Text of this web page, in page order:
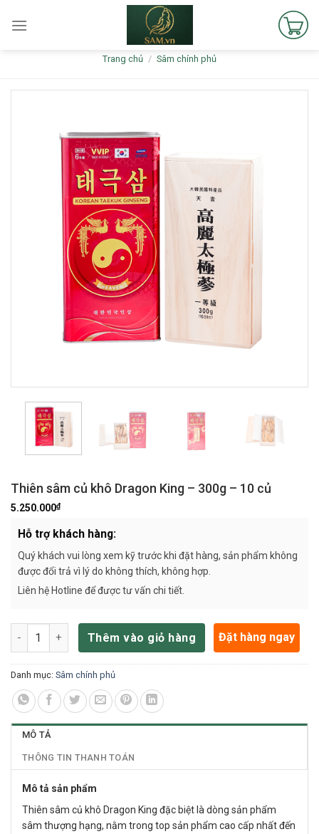
Trang chủ / Sâm chính phủ
Thiên sâm củ khô Dragon King – 300g – 10 củ
5.250.000₫
Hỗ trợ khách hàng:
Quý khách vui lòng xem kỹ trước khi đặt hàng, sản phẩm không
được đổi trả vì lý do không thích, không hợp.
Liên hệ Hotline để được tư vấn chi tiết.
Thiên sâm củ khô Dragon King – 300g – 10 củ số lượng
Thêm vào giỏ hàng Đặt hàng ngay
Danh mục: Sâm chính phủ
MÔ TẢ
THÔNG TIN THANH TOÁN
Mô tả sản phẩm
Thiên sâm củ khô Dragon King đặc biệt là dòng sản phẩm
sâm thượng hạng, nằm trong top sản phẩm cao cấp nhất đến